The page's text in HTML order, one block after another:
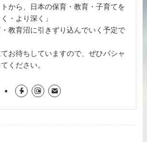
から、日本の保育・教育・子育てを
・より深く」
教育沼に引きずり込んでいく予定で
お待ちしていますので、ぜひバシャ
ください。